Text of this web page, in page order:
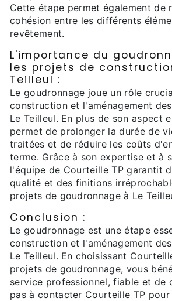
Cette étape permet également de
cohésion entre les différents
revêtement.
L'importance du
les projets de
Teilleul :
Le goudronnage joue un rôle
construction et l'aménagement
Le Teilleul. En plus de son aspect
permet de prolonger la durée de
traitées et de réduire les coûts
terme. Grâce à son expertise et à
l'équipe de Courteille TP garantit
qualité et des finitions
projets de goudronnage à Le
Conclusion :
Le goudronnage est une étape
construction et l'aménagement
Le Teilleul. En choisissant
projets de goudronnage, vous
service professionnel, fiable et de
pas à contacter Courteille TP pour